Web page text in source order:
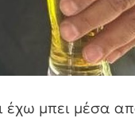
μπει μέσα